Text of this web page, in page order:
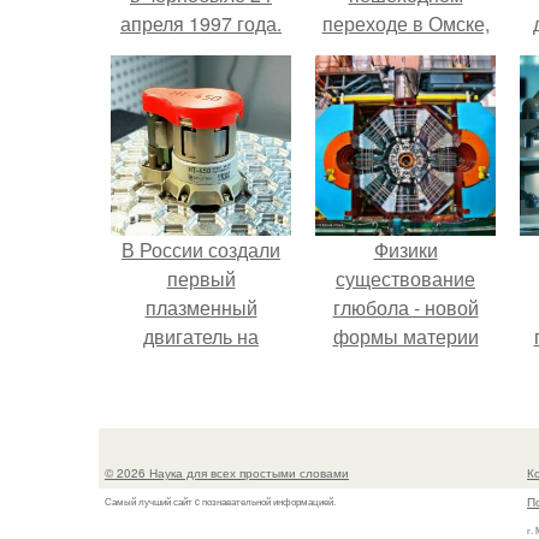
апреля 1997 года.
переходе в Омске,
пострадали 8
человек.
В России создали
первый
плазменный
двигатель на
Физики
существование
глюбола - новой
формы материи
© 2026 Наука для всех простыми словами
Самый лучший сайт c познавательной информацией.
г.